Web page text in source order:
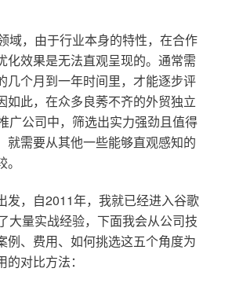
域，由于行业本身的特性，在合作
化效果是无法直观呈现的。通常需
几个月到一年时间里，才能逐步评
如此，在众多良莠不齐的外贸独立
广公司中，筛选出实力强劲且值得
就需要从其他一些能够直观感知的
发，自2011年，我就已经进入谷歌
大量实战经验，下面我会从公司技
例、费用、如何挑选这五个角度为
对比方法：